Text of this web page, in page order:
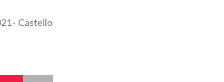
Castello